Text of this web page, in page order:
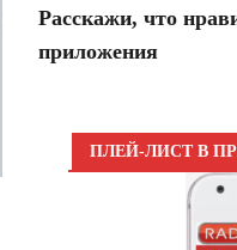
Расскажи, что
приложения
ПЛЕЙ-ЛИСТ В